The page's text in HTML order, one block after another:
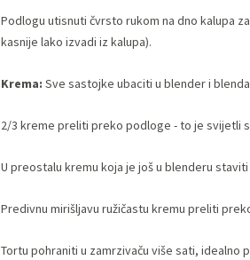
Podlogu utisnuti čvrsto rukom na dno kalupa
kasnije lako izvadi iz kalupa).
Krema: Sve sastojke ubaciti u blender i
2/3 kreme preliti preko podloge - to je svijetli
U preostalu kremu koja je još u blenderu
Predivnu mirišljavu ružičastu kremu preliti
Tortu pohraniti u zamrzivaču više sati,